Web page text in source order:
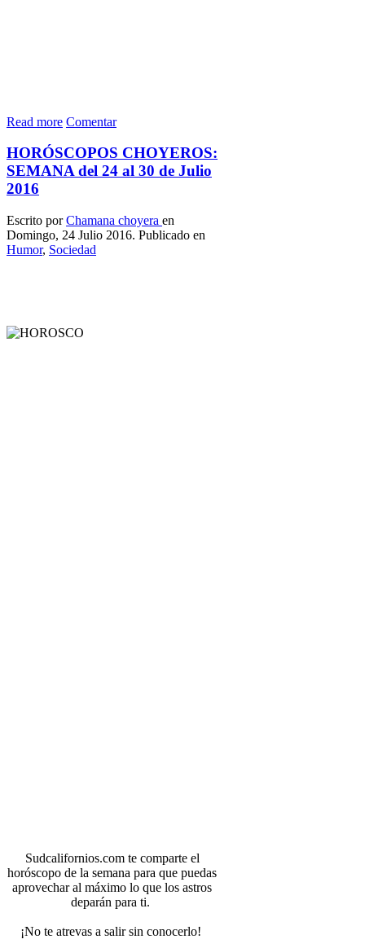
Read more Comentar
HORÓSCOPOS CHOYEROS:
SEMANA del 24 al 30 de Julio
2016
Escrito porChamana choyera en
Domingo, 24 Julio 2016. Publicado en
Humor, Sociedad
Sudcalifornios.com te comparte el
horóscopo de la semana para que puedas
aprovechar al máximo lo que los astros
deparán para ti.
¡No te atrevas a salir sin conocerlo!